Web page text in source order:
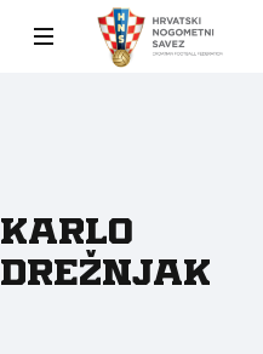
Karlo
Drežnjak